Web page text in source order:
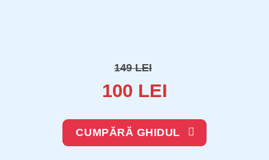
149 LEI
100 LEI
CUMPĂRĂ GHIDUL